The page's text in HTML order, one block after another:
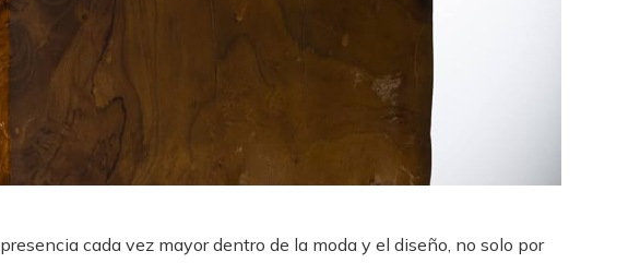
cada vez mayor dentro de la moda y el diseño, no solo por